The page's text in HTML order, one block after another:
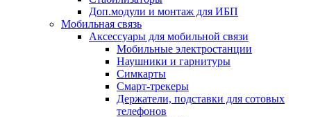
Доп.модули и монтаж для ИБП
Мобильная связь
Аксессуары для мобильной связи
Мобильные электростанции
Наушники и гарнитуры
Симкарты
Смарт-трекеры
Держатели, подставки для сотовых
телефонов